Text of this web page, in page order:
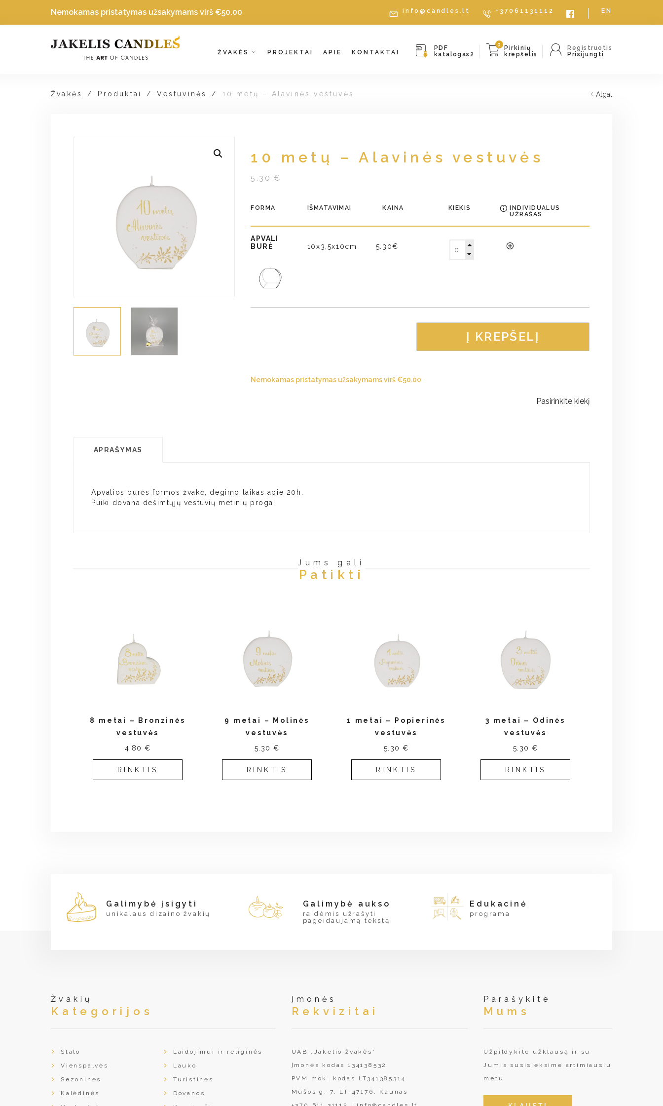
Nemokamas pristatymas užsakymams virš €50.00 info@candles.lt +37061131112 EN
PDF
katalogas2
0
Pirkinių
krepšelis
Registruotis
Prisijungti
ŽVAKĖS PROJEKTAI APIE KONTAKTAI
Žvakės / Produktai / Vestuvinės / 10 metų – Alavinės vestuvės Atgal
10 metų – Alavinės vestuvės
5.30 €
FORMA IŠMATAVIMAI KAINA KIEKIS
INDIVIDUALUS
UŽRAŠAS
APVALI
BURĖ
10x3,5x10cm 5.30€
Į KREPŠELĮ
Nemokamas pristatymas užsakymams virš €50.00
Pasirinkite kiekį
APRAŠYMAS
Apvalios burės formos žvakė, degimo laikas apie 20h.
Puiki dovana dešimtųjų vestuvių metinių proga!
Jums gali
Patikti
8 metai – Bronzinės
vestuvės
4.80 €
RINKTIS
9 metai – Molinės
vestuvės
5.30 €
RINKTIS
1 metai – Popierinės
vestuvės
5.30 €
RINKTIS
3 metai – Odinės
vestuvės
5.30 €
RINKTIS
Galimybė įsigyti
unikalaus dizaino žvakių
Galimybė aukso
raidėmis užrašyti
pageidaujamą tekstą
Edukacinė
programa
Žvakių
Kategorijos
Stalo
Vienspalvės
Sezoninės
Kalėdinės
Laidojimui ir religinės
Lauko
Turistinės
Dovanos
Įmonės
Rekvizitai
UAB „Jakelio žvakės”
Įmonės kodas 134138532
PVM mok. kodas LT341385314
Mūšos g. 7, LT-47176, Kaunas
Parašykite
Mums
Užpildykite užklausą ir su
Jumis susisieksime artimiausiu
metu